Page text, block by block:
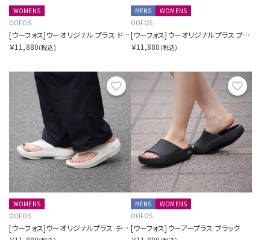
表示件数を指定する
カラー展開を指定する
1色
全色
商品表示を指定する
2分割
3分割
WOMENS
OOFOS
[ウーフォス]ウーオリジナル プラス ドリフトウッド
￥11,880(税込)
MENS
WOMENS
OOFOS
[ウーフォス]ウーオリジナルプラス ブラック
￥11,880 (税込)
お気に入り
WOMENS
OOFOS
[ウーフォス]ウーオリジナルプラス チョーク
MENS
WOMENS
OOFOS
[ウーフォス]ウーアープラス ブラック